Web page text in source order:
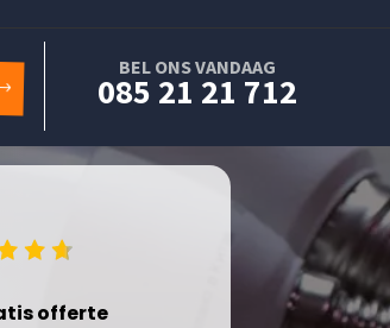
BEL ONS VANDAAG
085 21 21 712
offerte